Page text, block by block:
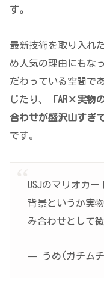
す。
最新技術を取り入れ
め人気の理由にもな
だわっている空間で
じたり、
「AR×実物
合わせが盛沢山すぎ
です。
USJのマリオカー
背景というか実
み合わせとして
— うめ(ガチムチ